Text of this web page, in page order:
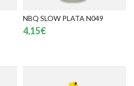
NBQ SLOW PLATA N049
4,15€